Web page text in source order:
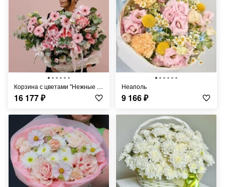
Корзина с цветами "Нежные чувства"
16 177₽
Неаполь
9 166₽